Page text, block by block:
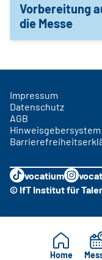
Vorbereitung
die Messe
Home
Impressum
Datenschutz
AGB
Hinweisgebersystem
vocatium
© IfT Institut für